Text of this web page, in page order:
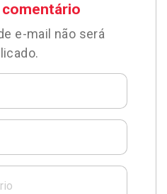
comentário
e-mail não será